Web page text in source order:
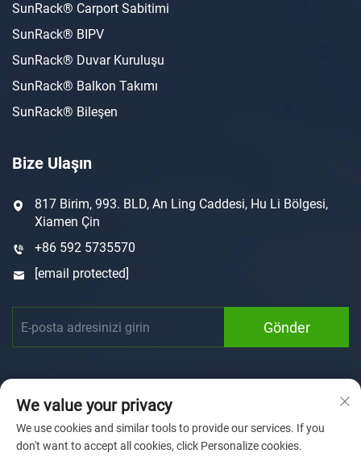
SunRack® Carport Sabitimi
SunRack® BIPV
SunRack® Duvar Kuruluşu
SunRack® Balkon Takımı
SunRack® Bileşen
Bize Ulaşın
817 Birim, 993. BLD, An Ling Caddesi, Hu Li Bölgesi,
Xiamen Çin
+86 592 5735570
[email protected]
Gönder
Telif hakkı © 2025 Xiamen Sunforson Power Co., Ltd
We value your privacy
We use cookies and similar tools to provide our services. If you
don't want to accept all cookies, click Personalize cookies.